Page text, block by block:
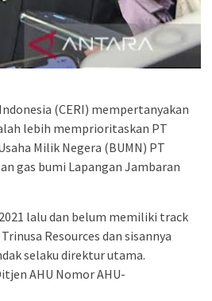
(CERI) mempertanyakan
lebih memprioritaskan PT
Milik Negera (BUMN) PT
gas bumi Lapangan Jambaran
lalu dan belum memiliki track
Resources dan sisannya
selaku direktur utama.
AHU Nomor AHU-